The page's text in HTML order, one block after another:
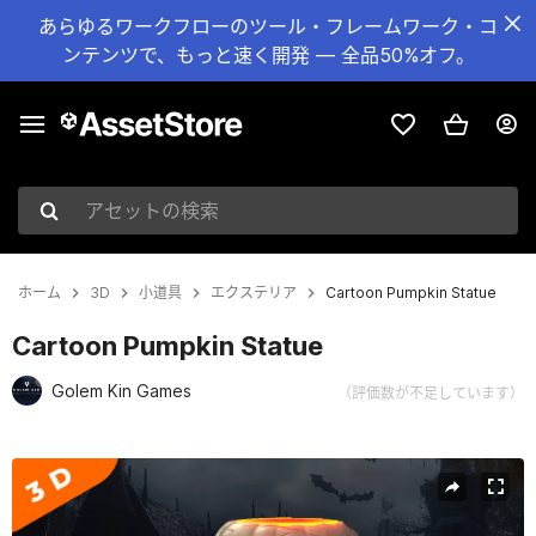
あらゆるワークフローのツール・フレームワーク・コ
ンテンツで、もっと速く開発 — 全品50%オフ。
アセットの検索
ホーム 3D 小道具 エクステリア Cartoon Pumpkin Statue
Cartoon Pumpkin Statue
Golem Kin Games （評価数が不足しています）
現在のスライド：1 / 4